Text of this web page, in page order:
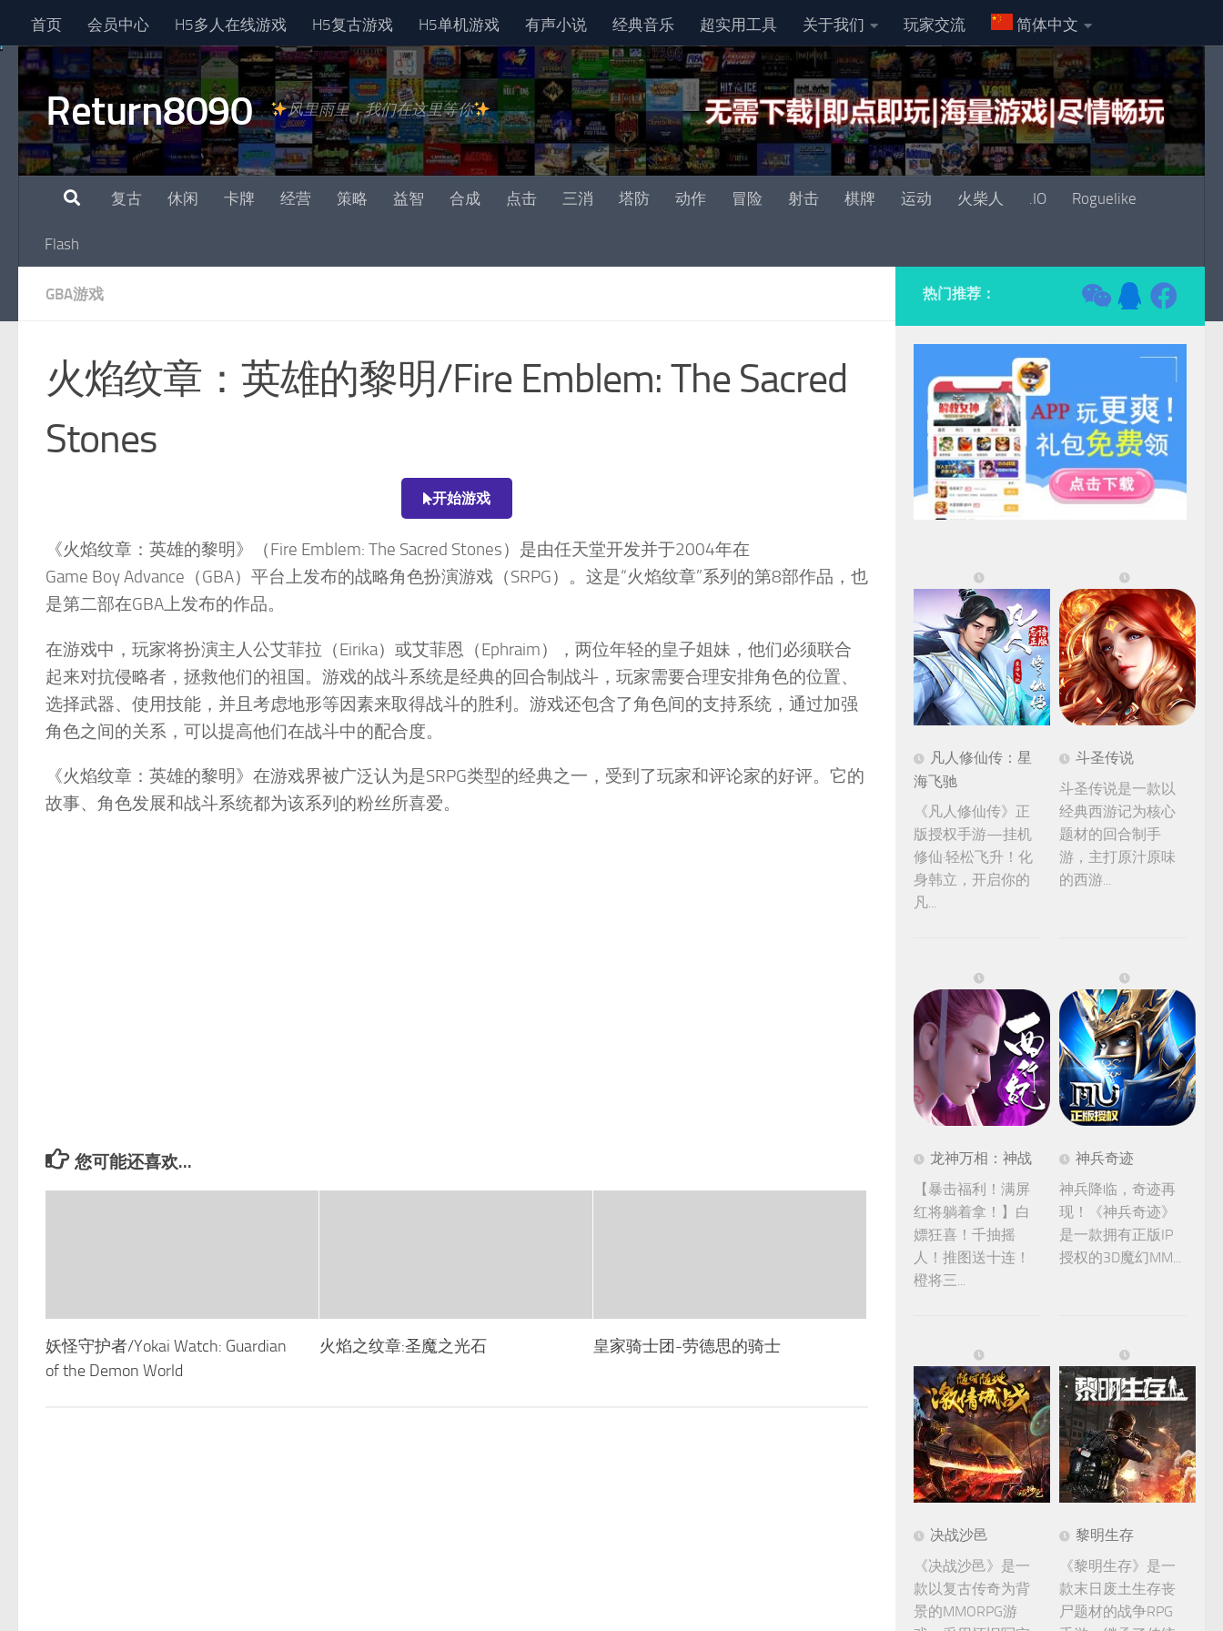
跳至内容
首页 会员中心 H5多人在线游戏 H5复古游戏 H5单机游戏 有声小说 经典音乐 超实用工具 关于我们 玩家交流 简体中文
Return8090 风里雨里，我们在这里等你
复古 休闲 卡牌 经营 策略 益智 合成 点击 三消 塔防 动作 冒险 射击 棋牌 运动 火柴人 .IO Roguelike
Flash
GBA游戏
火焰纹章：英雄的黎明/Fire Emblem: The Sacred
Stones
开始游戏
《火焰纹章：英雄的黎明》（Fire Emblem: The Sacred Stones）是由任天堂开发并于2004年在
Game Boy Advance（GBA）平台上发布的战略角色扮演游戏（SRPG）。这是“火焰纹章”系列的第8部作品，也
是第二部在GBA上发布的作品。
在游戏中，玩家将扮演主人公艾菲拉（Eirika）或艾菲恩（Ephraim），两位年轻的皇子姐妹，他们必须联合
起来对抗侵略者，拯救他们的祖国。游戏的战斗系统是经典的回合制战斗，玩家需要合理安排角色的位置、
选择武器、使用技能，并且考虑地形等因素来取得战斗的胜利。游戏还包含了角色间的支持系统，通过加强
角色之间的关系，可以提高他们在战斗中的配合度。
《火焰纹章：英雄的黎明》在游戏界被广泛认为是SRPG类型的经典之一，受到了玩家和评论家的好评。它的
故事、角色发展和战斗系统都为该系列的粉丝所喜爱。
您可能还喜欢...
妖怪守护者/Yokai Watch: Guardian
of the Demon World
火焰之纹章:圣魔之光石 皇家骑士团-劳德思的骑士
热门推荐：
凡人修仙传：星
海飞驰
《凡人修仙传》正
版授权手游—挂机
修仙·轻松飞升！化
身韩立，开启你的
凡...
斗圣传说
斗圣传说是一款以
经典西游记为核心
题材的回合制手
游，主打原汁原味
的西游...
龙神万相：神战
【暴击福利！满屏
红将躺着拿！】白
嫖狂喜！千抽摇
人！推图送十连！
橙将三...
神兵奇迹
神兵降临，奇迹再
现！《神兵奇迹》
是一款拥有正版IP
授权的3D魔幻MM...
决战沙邑
《决战沙邑》是一
款以复古传奇为背
景的MMORPG游
黎明生存
《黎明生存》是一
款末日废土生存丧
尸题材的战争RPG